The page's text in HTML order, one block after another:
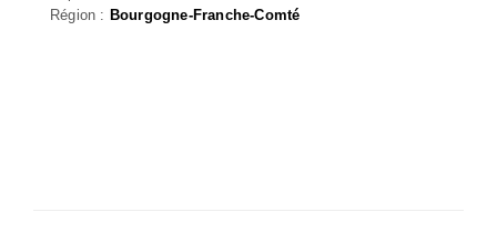
Région : Bourgogne-Franche-Comté